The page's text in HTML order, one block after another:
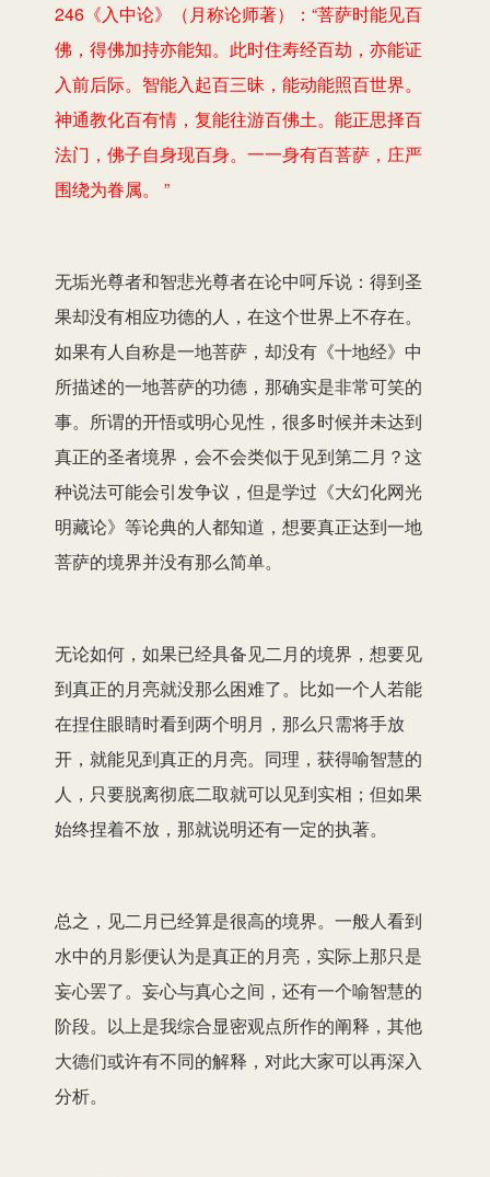
246《入中论》（月称论师著）：“菩萨时能见百
佛，得佛加持亦能知。此时住寿经百劫，亦能证
入前后际。智能入起百三昧，能动能照百世界。
神通教化百有情，复能往游百佛土。能正思择百
法门，佛子自身现百身。一一身有百菩萨，庄严
围绕为眷属。 ”
无垢光尊者和智悲光尊者在论中呵斥说：得到圣
果却没有相应功德的人，在这个世界上不存在。
如果有人自称是一地菩萨，却没有《十地经》中
所描述的一地菩萨的功德，那确实是非常可笑的
事。所谓的开悟或明心见性，很多时候并未达到
真正的圣者境界，会不会类似于见到第二月？这
种说法可能会引发争议，但是学过《大幻化网光
明藏论》等论典的人都知道，想要真正达到一地
菩萨的境界并没有那么简单。
无论如何，如果已经具备见二月的境界，想要见
到真正的月亮就没那么困难了。比如一个人若能
在捏住眼睛时看到两个明月，那么只需将手放
开，就能见到真正的月亮。同理，获得喻智慧的
人，只要脱离彻底二取就可以见到实相；但如果
始终捏着不放，那就说明还有一定的执著。
总之，见二月已经算是很高的境界。一般人看到
水中的月影便认为是真正的月亮，实际上那只是
妄心罢了。妄心与真心之间，还有一个喻智慧的
阶段。以上是我综合显密观点所作的阐释，其他
大德们或许有不同的解释，对此大家可以再深入
分析。